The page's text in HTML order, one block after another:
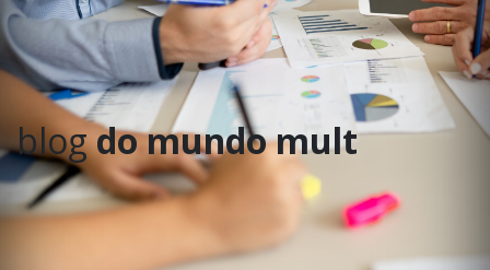
blogdo mundo mult